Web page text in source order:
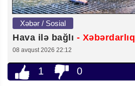
Xəbər / Sosial
Hava ilə bağlı - Xəbərdarlıq
08 avqust 2026 22:12
1 0